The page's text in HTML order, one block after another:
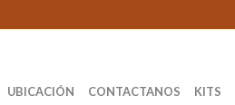
UBICACIÓN CONTACTANOS KITS